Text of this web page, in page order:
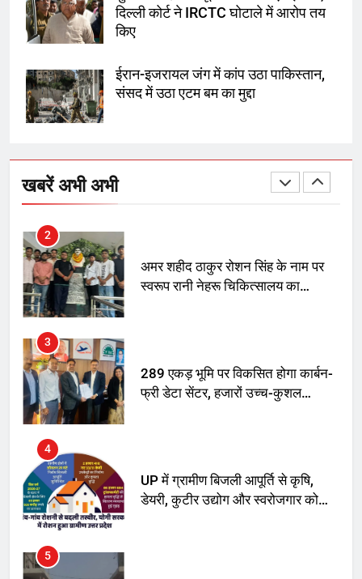
दिल्ली कोर्ट ने IRCTC घोटाले में आरोप तय
किए
ईरान-इजरायल जंग में कांप उठा पाकिस्तान,
संसद में उठा एटम बम का मुद्दा
खबरें अभी अभी
8
दिल्ली कोर्ट ने IRCTC घोटाले में आरोप
तय किए
SRN अस्पताल का नाम अमर शहीद ठाकुर
रोशन सिंह के नाम पर करने की मांग तेज
2
अमर शहीद ठाकुर रोशन सिंह के नाम पर
स्वरूप रानी नेहरू चिकित्सालय का
3
289 एकड़ भूमि पर विकसित होगा कार्बन-
फ्री डेटा सेंटर, हजारों उच्च-कुशल
4
UP में ग्रामीण बिजली आपूर्ति से कृषि,
डेयरी, कुटीर उद्योग और स्वरोजगार को
5